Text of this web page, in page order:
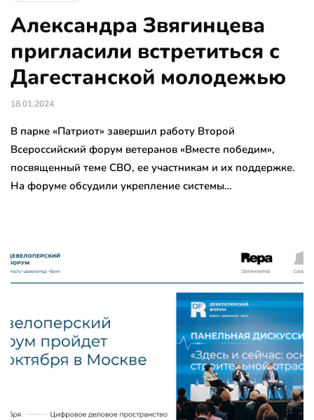
Александра Звягинцева
пригласили встретиться с
Дагестанской молодежью
18.01.2024
В парке «Патриот» завершил работу Второй
Всероссийский форум ветеранов «Вместе победим»,
посвященный теме СВО, ее участникам и их поддержке.
На форуме обсудили укрепление системы…